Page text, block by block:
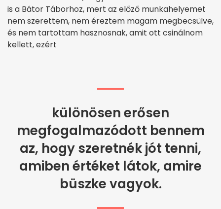
is a Bátor Táborhoz, mert az előző munkahelyemet
nem szerettem, nem éreztem magam megbecsülve,
és nem tartottam hasznosnak, amit ott csinálnom
kellett, ezért
különösen erősen
megfogalmazódott bennem
az, hogy szeretnék jót tenni,
amiben értéket látok, amire
büszke vagyok.